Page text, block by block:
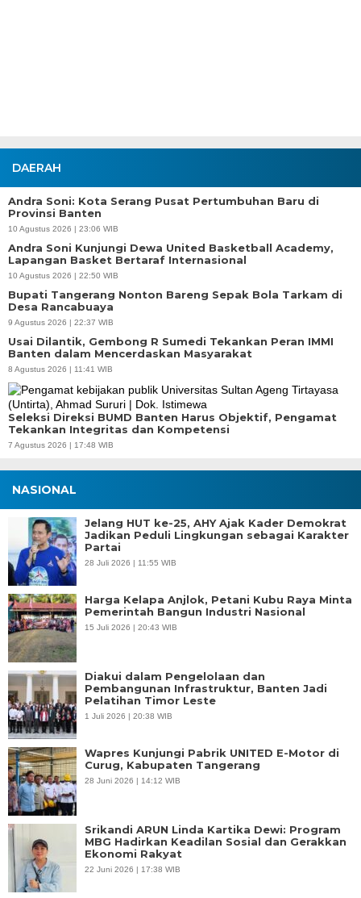
DAERAH
Andra Soni: Kota Serang Pusat Pertumbuhan Baru di
Provinsi Banten
10 Agustus 2026 | 23:06 WIB
Andra Soni Kunjungi Dewa United Basketball Academy,
Lapangan Basket Bertaraf Internasional
10 Agustus 2026 | 22:50 WIB
Bupati Tangerang Nonton Bareng Sepak Bola Tarkam di
Desa Rancabuaya
9 Agustus 2026 | 22:37 WIB
Usai Dilantik, Gembong R Sumedi Tekankan Peran IMMI
Banten dalam Mencerdaskan Masyarakat
8 Agustus 2026 | 11:41 WIB
Seleksi Direksi BUMD Banten Harus Objektif, Pengamat
Tekankan Integritas dan Kompetensi
7 Agustus 2026 | 17:48 WIB
NASIONAL
Jelang HUT ke-25, AHY Ajak Kader Demokrat
Jadikan Peduli Lingkungan sebagai Karakter
Partai
28 Juli 2026 | 11:55 WIB
Harga Kelapa Anjlok, Petani Kubu Raya Minta
Pemerintah Bangun Industri Nasional
15 Juli 2026 | 20:43 WIB
Diakui dalam Pengelolaan dan
Pembangunan Infrastruktur, Banten Jadi
Pelatihan Timor Leste
1 Juli 2026 | 20:38 WIB
Wapres Kunjungi Pabrik UNITED E-Motor di
Curug, Kabupaten Tangerang
28 Juni 2026 | 14:12 WIB
Srikandi ARUN Linda Kartika Dewi: Program
MBG Hadirkan Keadilan Sosial dan Gerakkan
Ekonomi Rakyat
22 Juni 2026 | 17:38 WIB